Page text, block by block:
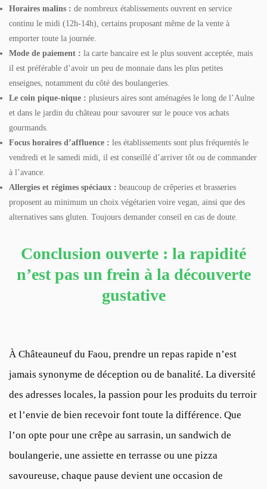
Horaires malins : de nombreux établissements ouvrent en service
continu le midi (12h-14h), certains proposant même de la vente à
emporter toute la journée.
Mode de paiement : la carte bancaire est le plus souvent acceptée, mais
il est préférable d’avoir un peu de monnaie dans les plus petites
enseignes, notamment du côté des boulangeries.
Le coin pique-nique : plusieurs aires sont aménagées le long de l’Aulne
et dans le jardin du château pour savourer sur le pouce vos achats
gourmands.
Focus horaires d’affluence : les établissements sont plus fréquentés le
vendredi et le samedi midi, il est conseillé d’arriver tôt ou de commander
à l’avance.
Allergies et régimes spéciaux : beaucoup de crêperies et brasseries
proposent au minimum un choix végétarien voire vegan, ainsi que des
alternatives sans gluten. Toujours demander conseil en cas de doute.
Conclusion ouverte : la rapidité
n’est pas un frein à la découverte
gustative
À Châteauneuf du Faou, prendre un repas rapide n’est
jamais synonyme de déception ou de banalité. La diversité
des adresses locales, la passion pour les produits du terroir
et l’envie de bien recevoir font toute la différence. Que
l’on opte pour une crêpe au sarrasin, un sandwich de
boulangerie, une assiette en terrasse ou une pizza
savoureuse, chaque pause devient une occasion de